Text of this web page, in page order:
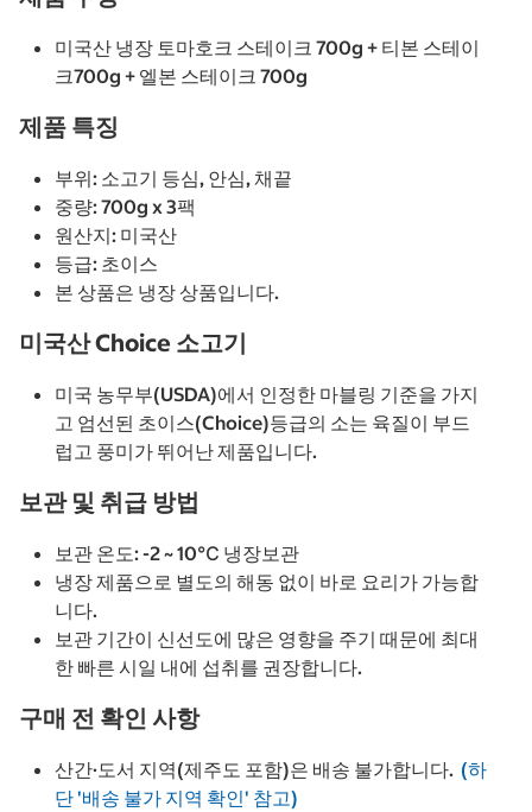
미국산 냉장 토마호크 스테이크 700g + 티본 스테이
크700g + 엘본 스테이크 700g
제품 특징
부위: 소고기 등심, 안심, 채끝
중량: 700g x 3팩
원산지: 미국산
등급: 초이스
본 상품은 냉장 상품입니다.
미국산 Choice 소고기
미국 농무부(USDA)에서 인정한 마블링 기준을 가지
고 엄선된 초이스(Choice)등급의 소는 육질이 부드
럽고 풍미가 뛰어난 제품입니다.
보관 및 취급 방법
보관 온도: -2 ~ 10℃ 냉장보관
냉장 제품으로 별도의 해동 없이 바로 요리가 가능합
니다.
보관 기간이 신선도에 많은 영향을 주기 때문에 최대
한 빠른 시일 내에 섭취를 권장합니다.
구매 전 확인 사항
산간·도서 지역(제주도 포함)은 배송 불가합니다. (하
단 '배송 불가 지역 확인' 참고)